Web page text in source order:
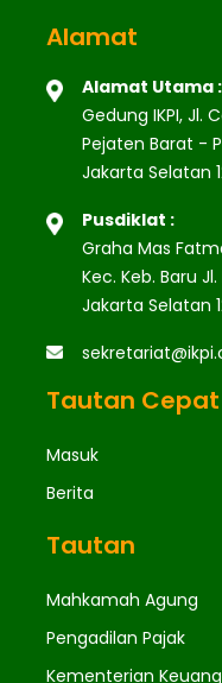
Alamat
Alamat Utama :
Gedung IKPI, Jl.
Pejaten Barat -
Jakarta Selatan
Pusdiklat :
Graha Mas
Kec. Keb. Baru
Jakarta Selatan
Tautan Cepat
Masuk
Berita
Tautan
Mahkamah Agung
Pengadilan Pajak
Kementerian